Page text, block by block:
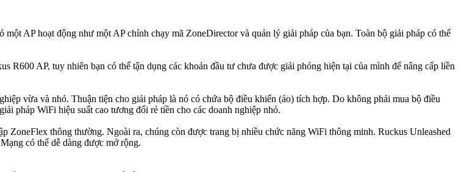
AP hoạt động như một AP chính chạy mã ZoneDirector và quản lý giải pháp của bạn. Toàn bộ giải pháp có thể
R600 AP, tuy nhiên bạn có thể tận dụng các khoản đầu tư chưa được giải phóng hiện tại của mình để nâng cấp liền
vừa và nhỏ. Thuận tiện cho giải pháp là nó có chứa bộ điều khiển (ảo) tích hợp. Do không phải mua bộ điều
pháp WiFi hiệu suất cao tương đối rẻ tiền cho các doanh nghiệp nhỏ.
ZoneFlex thông thường. Ngoài ra, chúng còn được trang bị nhiều chức năng WiFi thông minh. Ruckus Unleashed
có thể dễ dàng được mở rộng.